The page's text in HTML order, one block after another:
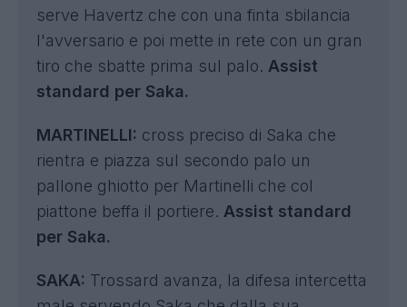
serve Havertz che con una finta sbilancia
l'avversario e poi mette in rete con un gran
tiro che sbatte prima sul palo. Assist
standard per Saka.
MARTINELLI: cross preciso di Saka che
rientra e piazza sul secondo palo un
pallone ghiotto per Martinelli che col
piattone beffa il portiere. Assist standard
per Saka.
SAKA: Trossard avanza, la difesa intercetta